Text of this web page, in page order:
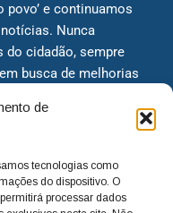
de
tecnologias como
do dispositivo. O
processar dados
povo’ e continuamos
Nunca
do cidadão, sempre
busca de melhorias
3929-6225